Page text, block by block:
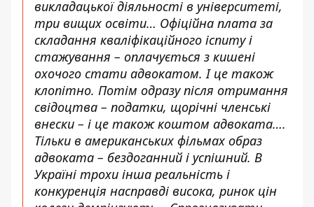
викладацької діяльності в університеті,
три вищих освіти… Офіційна плата за
складання кваліфікаційного іспиту і
стажування – оплачується з кишені
охочого стати адвокатом. І це також
клопітно. Потім одразу після отримання
свідоцтва – податки, щорічні членські
внески – і це також коштом адвоката….
Тільки в американських фільмах образ
адвоката – бездоганний і успішний. В
Україні трохи інша реальність і
конкуренція насправді висока, ринок цін